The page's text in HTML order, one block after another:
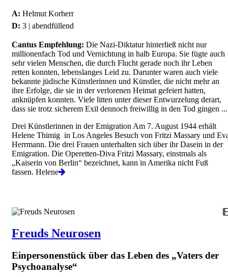
A: Helmut Korherr
D: 3 | abendfüllend
Cantus Empfehlung: Die Nazi-Diktatur hinterließ nicht nur
millionenfach Tod und Vernichtung in halb Europa. Sie fügte auch
sehr vielen Menschen, die durch Flucht gerade noch ihr Leben
retten konnten, lebenslanges Leid zu. Darunter waren auch viele
bekannte jüdische Künstlerinnen und Künstler, die nicht mehr an
ihre Erfolge, die sie in der verlorenen Heimat gefeiert hatten,
anknüpfen konnten. Viele litten unter dieser Entwurzelung derart,
dass sie trotz sicherem Exil dennoch freiwillig in den Tod gingen ...
Drei Künstlerinnen in der Emigration Am 7. August 1944 erhält
Helene Thimig in Los Angeles Besuch von Fritzi Massary und
Herrmann. Die drei Frauen unterhalten sich über ihr Dasein in der
Emigration. Die Operetten-Diva Fritzi Massary, einstmals als
„Kaiserin von Berlin“ bezeichnet, kann in Amerika nicht Fuß
fassen. Helene
Freuds Neurosen
Einpersonenstück über das Leben des „Vaters der
Psychoanalyse“